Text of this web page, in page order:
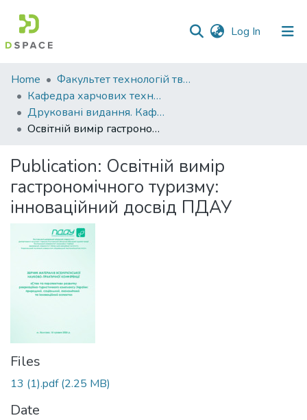
Log In (current)
Communities
&
Collections
Statistics
Home
Факультет технологій тваринництва та продовольства
Кафедра харчових технологій
Друковані видання. Кафедра харчових технологій
Освітній вимір гастрономічного туризму: інноваційний досвід ПДАУ
Publication: Освітній вимір
гастрономічного туризму:
інноваційний досвід ПДАУ
Files
13 (1).pdf(2.25 MB)
Date